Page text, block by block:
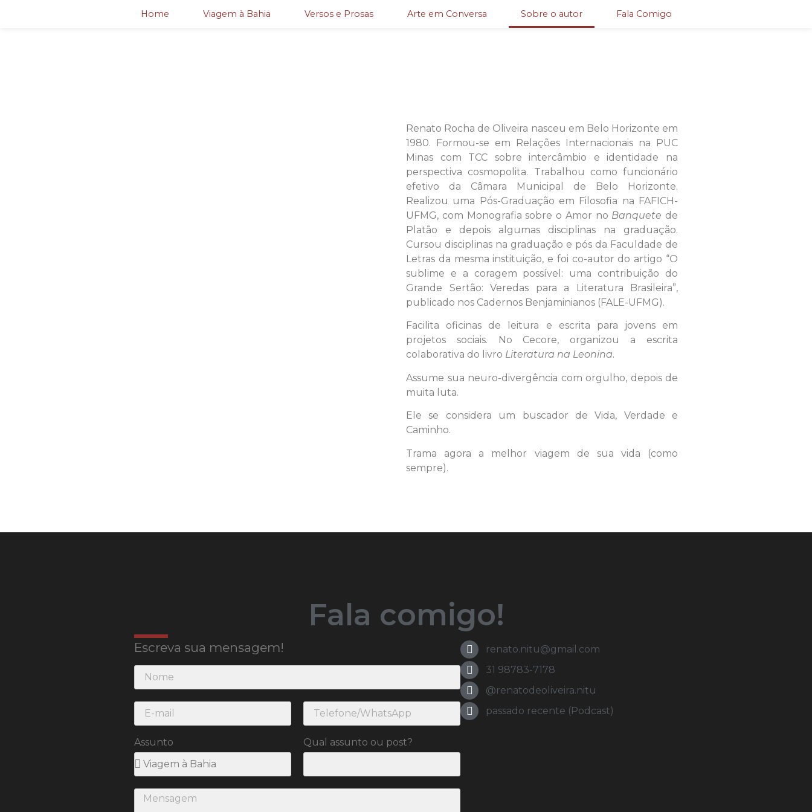
Home Viagem à Bahia Versos e Prosas Arte em Conversa Sobre o autor Fala Comigo
Renato Rocha de Oliveira nasceu em Belo Horizonte em
1980. Formou-se em Relações Internacionais na PUC
Minas com TCC sobre intercâmbio e identidade na
perspectiva cosmopolita. Trabalhou como funcionário
efetivo da Câmara Municipal de Belo Horizonte.
Realizou uma Pós-Graduação em Filosofia na FAFICH-
UFMG, com Monografia sobre o Amor no Banquete de
Platão e depois algumas disciplinas na graduação.
Cursou disciplinas na graduação e pós da Faculdade de
Letras da mesma instituição, e foi co-autor do artigo “O
sublime e a coragem possível: uma contribuição do
Grande Sertão: Veredas para a Literatura Brasileira”,
publicado nos Cadernos Benjaminianos (FALE-UFMG).
Facilita oficinas de leitura e escrita para jovens em
projetos sociais. No Cecore, organizou a escrita
colaborativa do livro Literatura na Leonina.
Assume sua neuro-divergência com orgulho, depois de
muita luta.
Ele se considera um buscador de Vida, Verdade e
Caminho.
Trama agora a melhor viagem de sua vida (como
sempre).
Fala comigo!
Escreva sua mensagem!
Assunto Qual assunto ou post?
renato.nitu@gmail.com
31 98783-7178
@renatodeoliveira.nitu
passado recente (Podcast)